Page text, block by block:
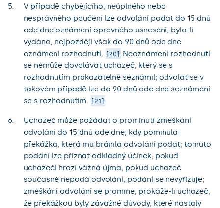
V případě chybějícího, neúplného nebo
nesprávného poučení lze odvolání podat do 15 dnů
ode dne oznámení opravného usnesení, bylo-li
vydáno, nejpozději však do 90 dnů ode dne
oznámení rozhodnutí.
20
Neoznámení rozhodnutí
se nemůže dovolávat uchazeč, který se s
rozhodnutím prokazatelně seznámil; odvolat se v
takovém případě lze do 90 dnů ode dne seznámení
se s rozhodnutím.
21
Uchazeč může požádat o prominutí zmeškání
odvolání do 15 dnů ode dne, kdy pominula
překážka, která mu bránila odvolání podat; tomuto
podání lze přiznat odkladný účinek, pokud
uchazeči hrozí vážná újma; pokud uchazeč
současně nepodá odvolání, podání se nevyřizuje;
zmeškání odvolání se promine, prokáže-li uchazeč,
že překážkou byly závažné důvody, které nastaly